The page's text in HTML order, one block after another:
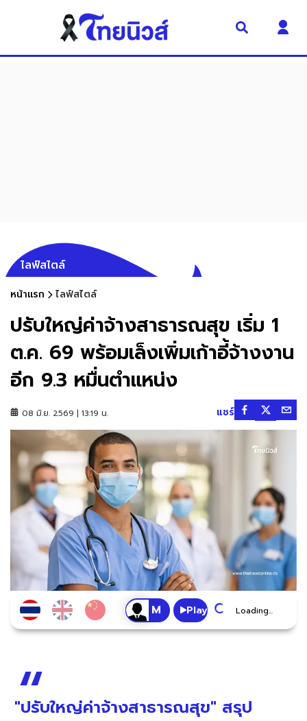
ไลฟ์สไตล์
หน้าแรก ไลฟ์สไตล์
ปรับใหญ่ค่าจ้างสาธารณสุข เริ่ม 1
ต.ค. 69 พร้อมเล็งเพิ่มเก้าอี้จ้างงาน
อีก 9.3 หมื่นตำแหน่ง
08 มิ.ย. 2569 | 13:19 น. แชร์
Play Loading...
"ปรับใหญ่ค่าจ้างสาธารณสุข" สรุป